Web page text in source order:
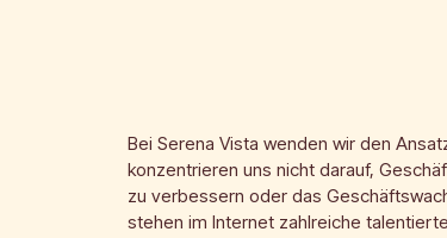
Bei Serena Vista wenden wir den
konzentrieren uns nicht darauf,
zu verbessern oder das
stehen im Internet zahlreiche